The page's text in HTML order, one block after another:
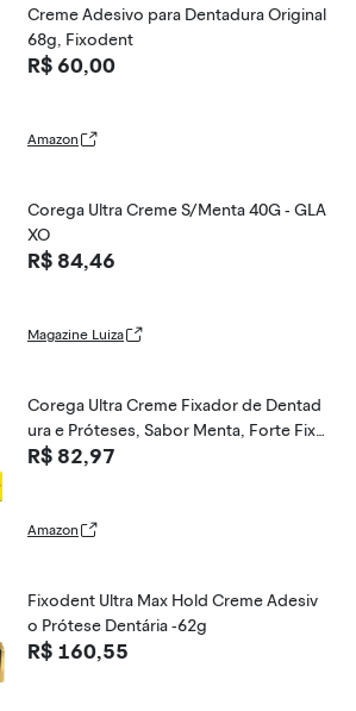
Creme Adesivo para Dentadura Original
68g, Fixodent
R$ 60,00
Amazon
Corega Ultra Creme S/Menta 40G - GLA
XO
R$ 84,46
Magazine Luiza
Corega Ultra Creme Fixador de Dentad
ura e Próteses, Sabor Menta, Forte Fixa
ção por até 12h, 70g
R$ 82,97
Amazon
Fixodent Ultra Max Hold Creme Adesiv
o Prótese Dentária -62g
R$ 160,55